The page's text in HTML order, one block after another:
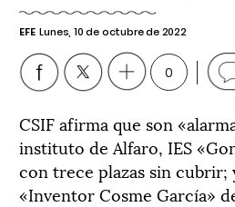
EFE Lunes, 10 de octubre de 2022
0
CSIF afirma que son
instituto de Alfaro, IES
con trece plazas sin cubrir;
«Inventor Cosme García»